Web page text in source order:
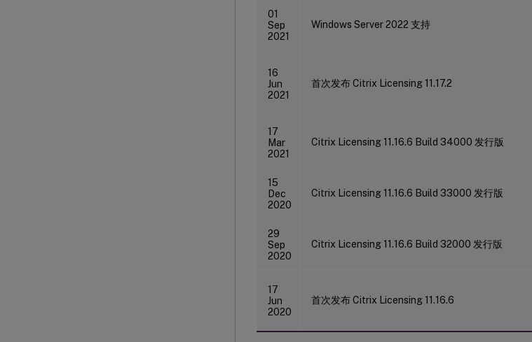
01
Sep
2021
Windows Server 2022 支持
16
Jun
2021
首次发布 Citrix Licensing 11.17.2
17
Mar
2021
Citrix Licensing 11.16.6 Build 34000 发行版
15
Dec
2020
Citrix Licensing 11.16.6 Build 33000 发行版
29
Sep
2020
Citrix Licensing 11.16.6 Build 32000 发行版
17
Jun
2020
首次发布 Citrix Licensing 11.16.6